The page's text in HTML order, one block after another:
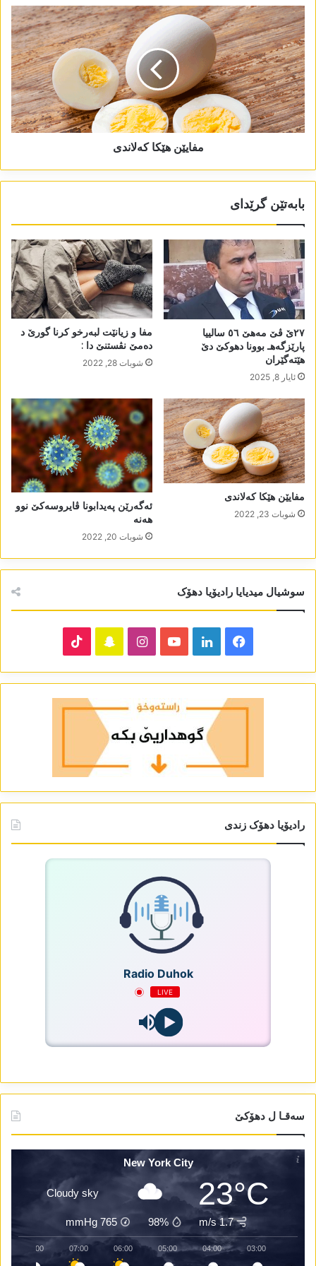
مفایێن ھێکا کەلاندی
بابەتێن گرێدای
٢٧ێ ڤێ مەھێ ٥٦ سالییا
پارێزگەھـ بوونا دھوکێ دێ
ھێتەگێران
ئایار 8, 2025
مفا و زیانێت لبەرخو کرنا گورێ د
دەمێ نڤستنێ دا :
شوبات 28, 2022
مفایێن ھێکا کەلاندی
شوبات 23, 2022
ئەگەرێن پەیدابونا ڤایروسەکێ نوو
ھەنە
شوبات 20, 2022
سوشیال میدیایا رادیۆیا دھۆک
Facebook
LinkedIn
YouTube
Instagram
Snapchat
رادیۆیا دھۆک زندی
Radio Duhok
LIVE
سەقـا ل دھۆکێ
New York City
23°C
Cloudy sky
1.7 m/s
98%
765
mmHg
03:00
04:00
05:00
06:00
07:00
08:00